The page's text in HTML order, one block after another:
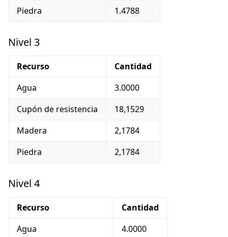
Piedra
1.4788
Nivel 3
Recurso
Cantidad
Agua
3.0000
Cupón de resistencia
18,1529
Madera
2,1784
Piedra
2,1784
Nivel 4
Recurso
Cantidad
Agua
4.0000